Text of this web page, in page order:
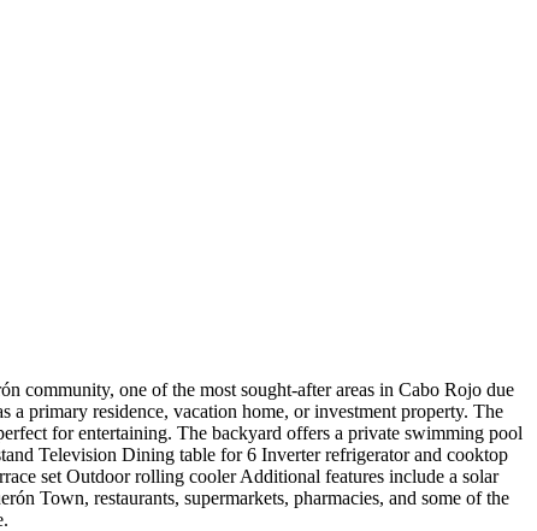
community, one of the most sought-after areas in Cabo Rojo due
a primary residence, vacation home, or investment property. The
for entertaining. The backyard offers a private swimming pool
Television Dining table for 6 Inverter refrigerator and cooktop
set Outdoor rolling cooler Additional features include a solar
Town, restaurants, supermarkets, pharmacies, and some of the